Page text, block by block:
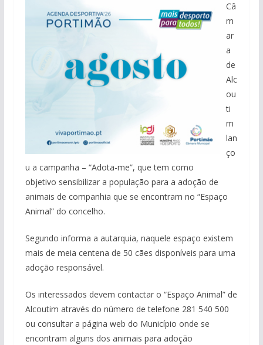
Câ
m
ar
a
de
Alc
ou
ti
m
lan
ço
u a campanha – “Adota-me”, que tem como
objetivo sensibilizar a população para a adoção de
animais de companhia que se encontram no “Espaço
Animal” do concelho.
Segundo informa a autarquia, naquele espaço existem
mais de meia centena de 50 cães disponíveis para uma
adoção responsável.
Os interessados devem contactar o “Espaço Animal” de
Alcoutim através do número de telefone 281 540 500
ou consultar a página web do Município onde se
encontram alguns dos animais para adoção